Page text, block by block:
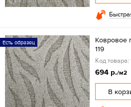
Есть образец
Ковровое
119
Код товара:
694 р./м2
В